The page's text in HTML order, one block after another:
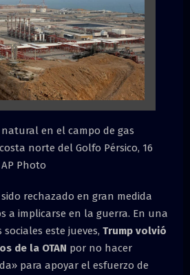
en el campo de gas
norte del Golfo Pérsico, 16
Photo
rechazado en gran medida
a implicarse en la guerra. En una
este jueves, Trump volvió
de la OTAN por no hacer
para apoyar el esfuerzo de